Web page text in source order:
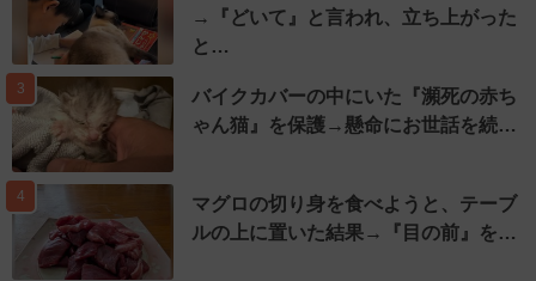
→『どいて』と言われ、立ち上がった
と…
3
バイクカバーの中にいた『瀕死の赤ち
ゃん猫』を保護→懸命にお世話を続…
4
マグロの切り身を食べようと、テーブ
ルの上に置いた結果→『目の前』を…